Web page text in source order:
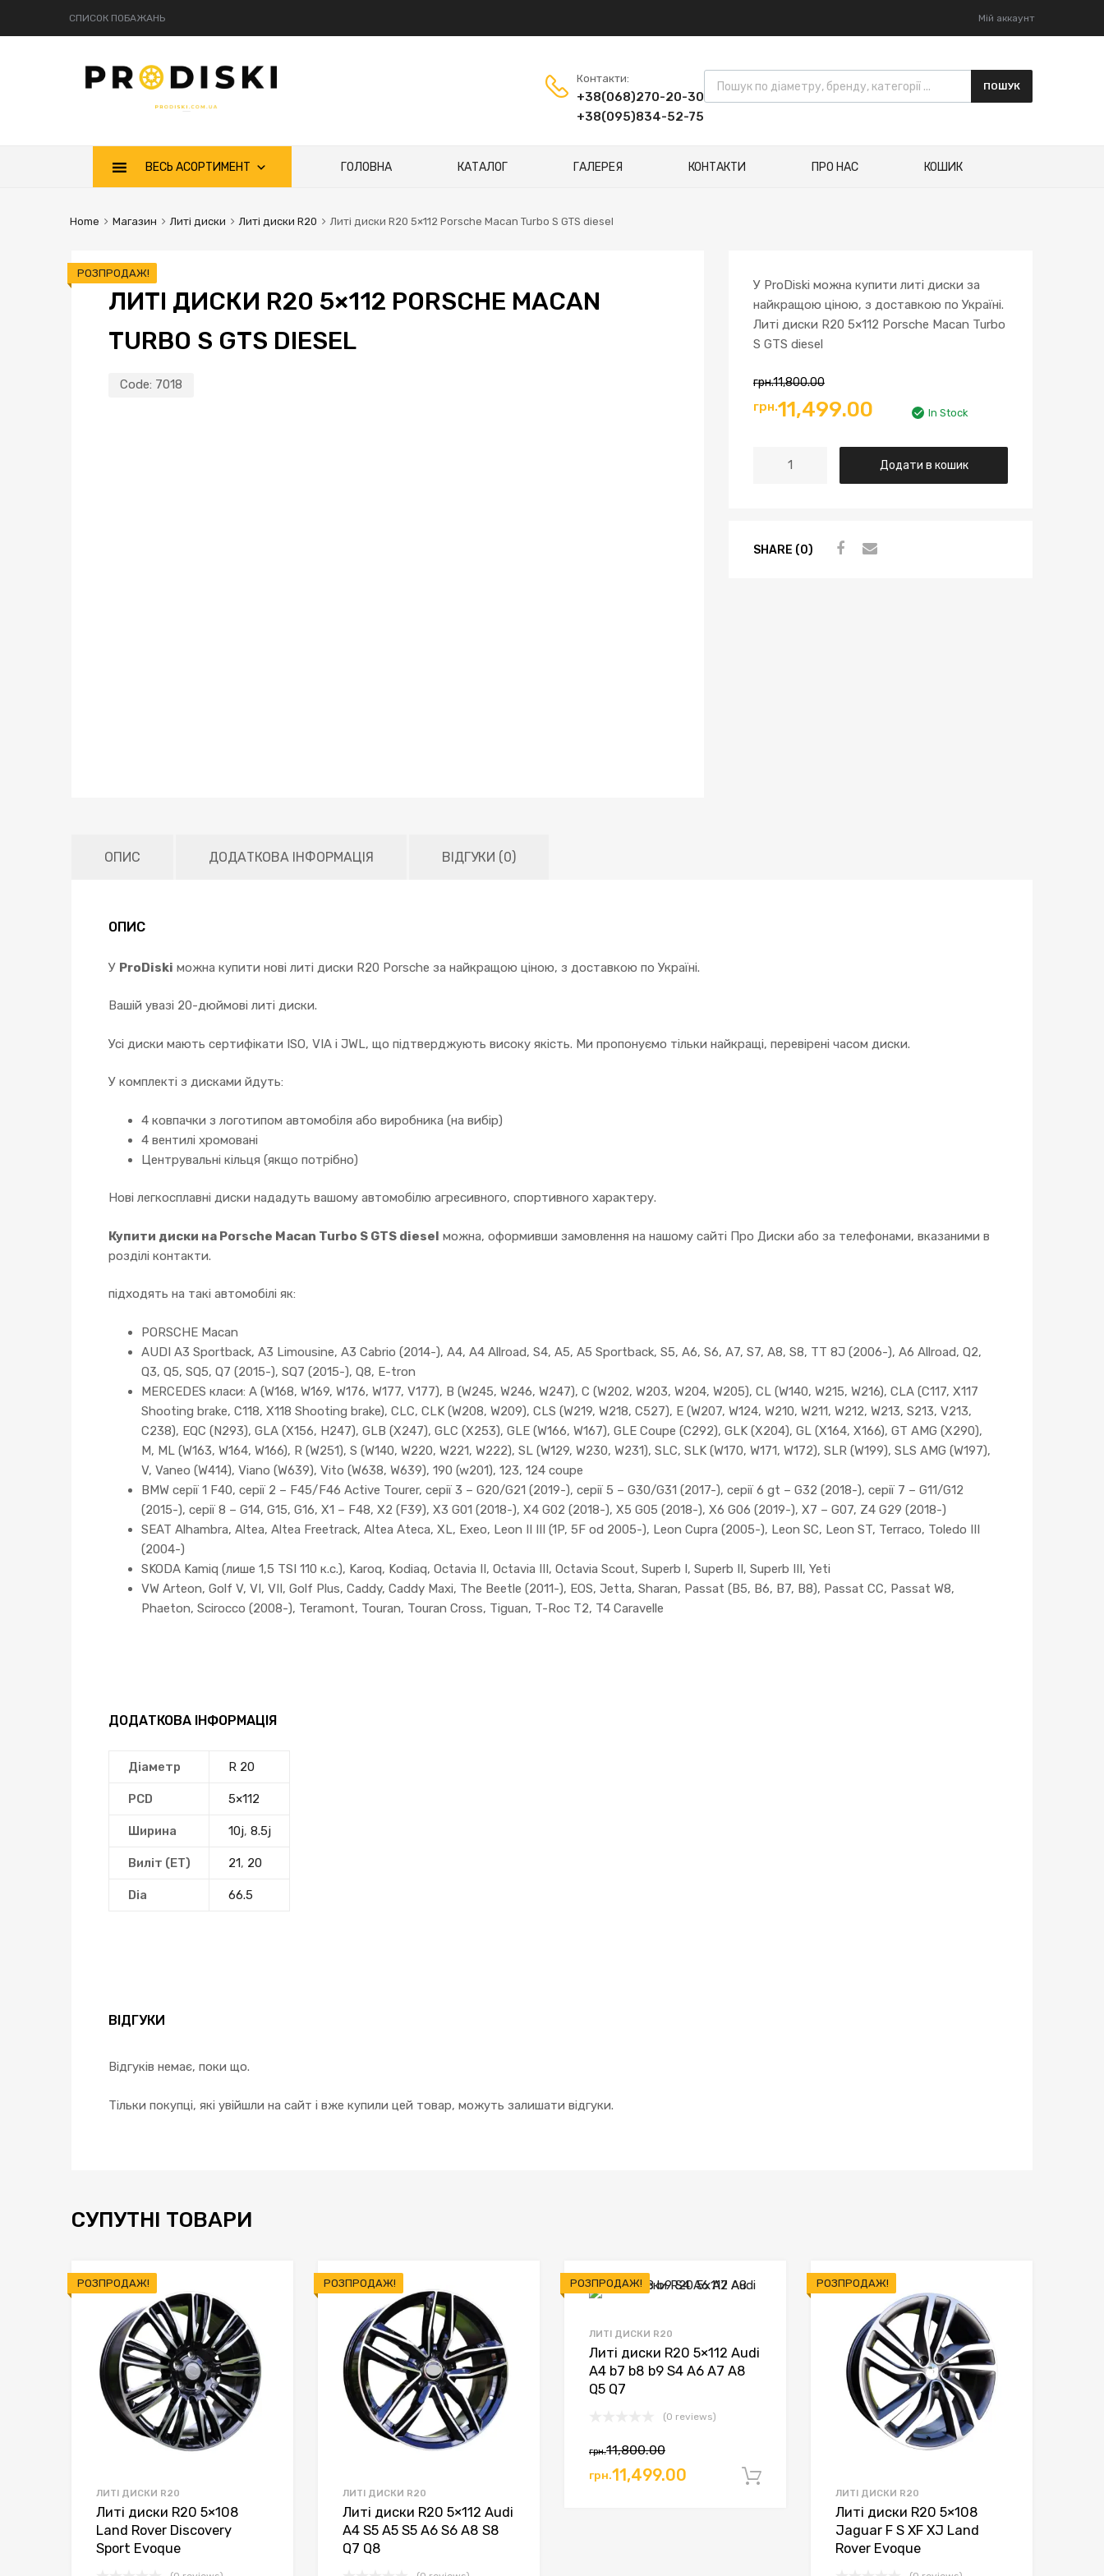
СПИСОК ПОБАЖАНЬ Мій аккаунт
Контакти:
+38(068)270-20-30
+38(095)834-52-75
ПОШУК
ВЕСЬ АСОРТИМЕНТ ГОЛОВНА КАТАЛОГ ГАЛЕРЕЯ КОНТАКТИ ПРО НАС КОШИК
Home Магазин Литі диски Литі диски R20 Литі диски R20 5×112 Porsche Macan Turbo S GTS diesel
ЛИТІ ДИСКИ R20 5×112 PORSCHE MACAN
TURBO S GTS DIESEL
Code: 7018
РОЗПРОДАЖ!
У ProDiski можна купити литі диски за
найкращою ціною, з доставкою по Україні.
Литі диски R20 5×112 Porsche Macan Turbo
S GTS diesel
грн.11,800.00
грн.11,499.00 In Stock
Додати в кошик
SHARE (0)
ОПИС ДОДАТКОВА ІНФОРМАЦІЯ ВІДГУКИ (0)
ОПИС
У ProDiski можна купити нові литі диски R20 Porsche за найкращою ціною, з доставкою по Україні.
Вашій увазі 20-дюймові литі диски.
Усі диски мають сертифікати ISO, VIA і JWL, що підтверджують високу якість. Ми пропонуємо тільки найкращі, перевірені часом диски.
У комплекті з дисками йдуть:
4 ковпачки з логотипом автомобіля або виробника (на вибір)
4 вентилі хромовані
Центрувальні кільця (якщо потрібно)
Нові легкосплавні диски нададуть вашому автомобілю агресивного, спортивного характеру.
Купити диски на Porsche Macan Turbo S GTS diesel можна, оформивши замовлення на нашому сайті Про Диски або за телефонами, вказаними в
розділі контакти.
підходять на такі автомобілі як:
PORSCHE Macan
AUDI A3 Sportback, A3 Limousine, A3 Cabrio (2014-), A4, A4 Allroad, S4, A5, A5 Sportback, S5, A6, S6, A7, S7, A8, S8, TT 8J (2006-), A6 Allroad, Q2,
Q3, Q5, SQ5, Q7 (2015-), SQ7 (2015-), Q8, E-tron
MERCEDES класи: A (W168, W169, W176, W177, V177), B (W245, W246, W247), C (W202, W203, W204, W205), CL (W140, W215, W216), CLA (C117, X117
Shooting brake, C118, X118 Shooting brake), CLC, CLK (W208, W209), CLS (W219, W218, C527), E (W207, W124, W210, W211, W212, W213, S213, V213,
C238), EQC (N293), GLA (X156, H247), GLB (X247), GLC (X253), GLE (W166, W167), GLE Coupe (C292), GLK (X204), GL (X164, X166), GT AMG (X290),
M, ML (W163, W164, W166), R (W251), S (W140, W220, W221, W222), SL (W129, W230, W231), SLC, SLK (W170, W171, W172), SLR (W199), SLS AMG (W197),
V, Vaneo (W414), Viano (W639), Vito (W638, W639), 190 (w201), 123, 124 coupe
BMW серії 1 F40, серії 2 – F45/F46 Active Tourer, серії 3 – G20/G21 (2019-), серії 5 – G30/G31 (2017-), серії 6 gt – G32 (2018-), серії 7 – G11/G12
(2015-), серії 8 – G14, G15, G16, X1 – F48, X2 (F39), X3 G01 (2018-), X4 G02 (2018-), X5 G05 (2018-), X6 G06 (2019-), X7 – G07, Z4 G29 (2018-)
SEAT Alhambra, Altea, Altea Freetrack, Altea Ateca, XL, Exeo, Leon II III (1P, 5F od 2005-), Leon Cupra (2005-), Leon SC, Leon ST, Terraco, Toledo III
(2004-)
SKODA Kamiq (лише 1,5 TSI 110 к.с.), Karoq, Kodiaq, Octavia II, Octavia III, Octavia Scout, Superb I, Superb II, Superb III, Yeti
VW Arteon, Golf V, VI, VII, Golf Plus, Caddy, Caddy Maxi, The Beetle (2011-), EOS, Jetta, Sharan, Passat (B5, B6, B7, B8), Passat CC, Passat W8,
Phaeton, Scirocco (2008-), Teramont, Touran, Touran Cross, Tiguan, T-Roc T2, T4 Caravelle
ДОДАТКОВА ІНФОРМАЦІЯ
Діаметр R 20
PCD 5×112
Ширина 10j, 8.5j
Виліт (ЕТ) 21, 20
Dia 66.5
ВІДГУКИ
Відгуків немає, поки що.
Тільки покупці, які увійшли на сайт і вже купили цей товар, можуть залишати відгуки.
СУПУТНІ ТОВАРИ
РОЗПРОДАЖ!
ЛИТІ ДИСКИ R20
Литі диски R20 5×108
Land Rover Discovery
Sport Evoque
РОЗПРОДАЖ!
ЛИТІ ДИСКИ R20
Литі диски R20 5×112 Audi
A4 S5 A5 S5 A6 S6 A8 S8
Q7 Q8
РОЗПРОДАЖ!
ЛИТІ ДИСКИ R20
Литі диски R20 5×112 Audi
A4 b7 b8 b9 S4 A6 A7 A8
Q5 Q7
(0 reviews)
грн.11,800.00
грн.11,499.00
РОЗПРОДАЖ!
ЛИТІ ДИСКИ R20
Литі диски R20 5×108
Jaguar F S XF XJ Land
Rover Evoque